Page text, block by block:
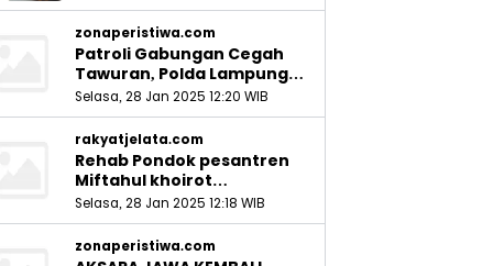
zonaperistiwa.com
Patroli Gabungan Cegah
Tawuran, Polda Lampung
Ingatkan Peran Orang Tua
Selasa, 28 Jan 2025 12:20 WIB
rakyatjelata.com
Rehab Pondok pesantren
Miftahul khoirot
Meninggalkan Hutang Ke
Material, Mantan Kadis PUPR
Harus Bertanggung Jawab
Selasa, 28 Jan 2025 12:18 WIB
zonaperistiwa.com